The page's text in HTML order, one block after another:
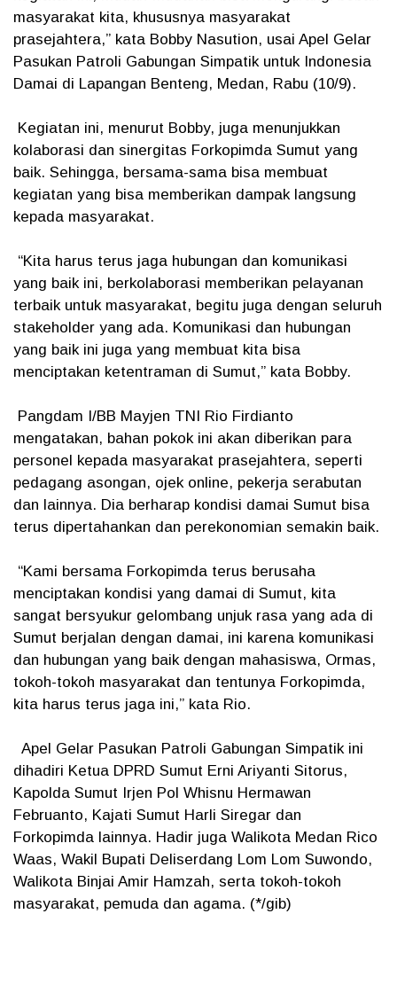
masyarakat kita, khususnya masyarakat
prasejahtera,” kata Bobby Nasution, usai Apel Gelar
Pasukan Patroli Gabungan Simpatik untuk Indonesia
Damai di Lapangan Benteng, Medan, Rabu (10/9).
Kegiatan ini, menurut Bobby, juga menunjukkan
kolaborasi dan sinergitas Forkopimda Sumut yang
baik. Sehingga, bersama-sama bisa membuat
kegiatan yang bisa memberikan dampak langsung
kepada masyarakat.
“Kita harus terus jaga hubungan dan komunikasi
yang baik ini, berkolaborasi memberikan pelayanan
terbaik untuk masyarakat, begitu juga dengan seluruh
stakeholder yang ada. Komunikasi dan hubungan
yang baik ini juga yang membuat kita bisa
menciptakan ketentraman di Sumut,” kata Bobby.
Pangdam I/BB Mayjen TNI Rio Firdianto
mengatakan, bahan pokok ini akan diberikan para
personel kepada masyarakat prasejahtera, seperti
pedagang asongan, ojek online, pekerja serabutan
dan lainnya. Dia berharap kondisi damai Sumut bisa
terus dipertahankan dan perekonomian semakin baik.
“Kami bersama Forkopimda terus berusaha
menciptakan kondisi yang damai di Sumut, kita
sangat bersyukur gelombang unjuk rasa yang ada di
Sumut berjalan dengan damai, ini karena komunikasi
dan hubungan yang baik dengan mahasiswa, Ormas,
tokoh-tokoh masyarakat dan tentunya Forkopimda,
kita harus terus jaga ini,” kata Rio.
Apel Gelar Pasukan Patroli Gabungan Simpatik ini
dihadiri Ketua DPRD Sumut Erni Ariyanti Sitorus,
Kapolda Sumut Irjen Pol Whisnu Hermawan
Februanto, Kajati Sumut Harli Siregar dan
Forkopimda lainnya. Hadir juga Walikota Medan Rico
Waas, Wakil Bupati Deliserdang Lom Lom Suwondo,
Walikota Binjai Amir Hamzah, serta tokoh-tokoh
masyarakat, pemuda dan agama. (*/gib)